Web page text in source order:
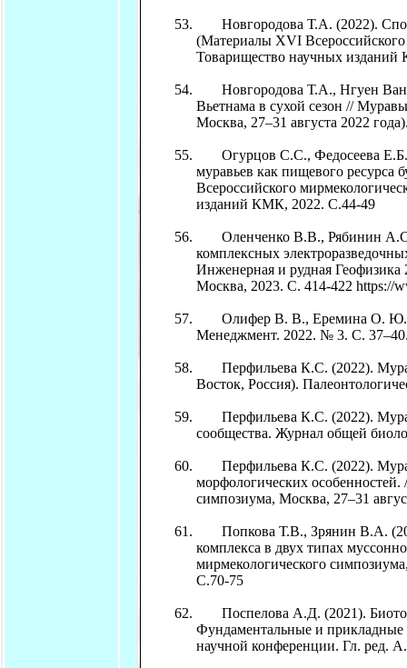
Новгородова Т.А. (2022).
(Материалы XVI
Товарищество научных
Новгородова Т.А., Нгуен Ван
Вьетнама в сухой сезон //
Москва, 27–31 августа 2022
Огурцов С.С., Федосеева Е.Б.,
муравьев как пищевого
Всероссийского
изданий КМК, 2022. С.44-49
Оленченко В.В., Рябинин А.С.,
комплексных
Инженерная и рудная
Москва, 2023. С. 414-422 https://
Олифер В. В., Еремина О. Ю.
Менеджмент. 2022. № 3. С.
Перфильева К.С. (2022).
Восток, Россия).
Перфильева К.С. (2022).
сообщества. Журнал общей
Перфильева К.С. (2022).
морфологических
симпозиума, Москва, 27–31
Попкова Т.В., Зрянин В.А.
комплекса в двух типах
мирмекологического
С.70-75
Поспелова А.Д. (2021).
Фундаментальные и прикладные
научной конференции. Гл. ред.